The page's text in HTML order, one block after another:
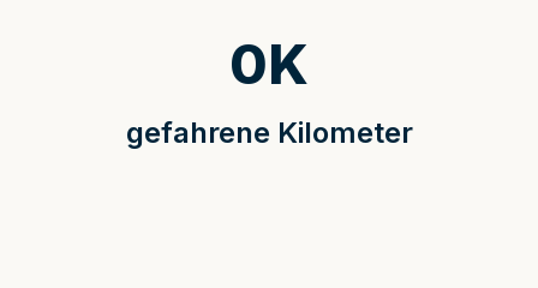
gefahrene Kilometer
0K